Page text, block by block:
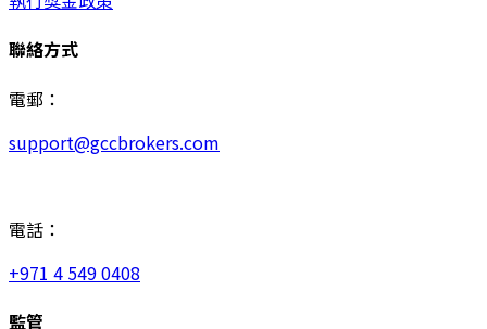
聯絡方式
電郵：
support@gccbrokers.com
電話：
+971 4 549 0408
監管